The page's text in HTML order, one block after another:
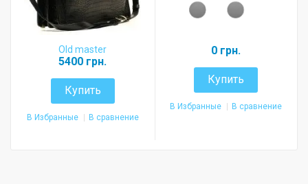
Old master
5400 грн.
Купить
В Избранные В сравнение
0 грн.
Купить
В Избранные В сравнение